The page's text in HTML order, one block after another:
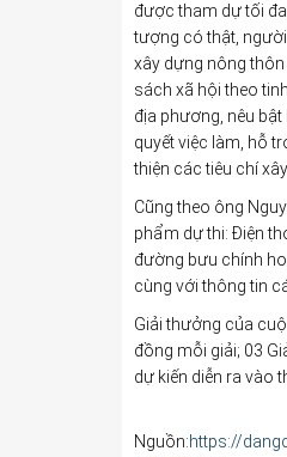
được tham dự tối
tượng có thật,
xây dựng nông
sách xã hội theo
địa phương, nêu
quyết việc làm, hỗ
thiện các tiêu chí
Cũng theo ông
phẩm dự thi: Điện
đường bưu chính
cùng với thông tin
Giải thưởng của
đồng mỗi giải; 03
dự kiến diễn ra vào
Nguồn:https://